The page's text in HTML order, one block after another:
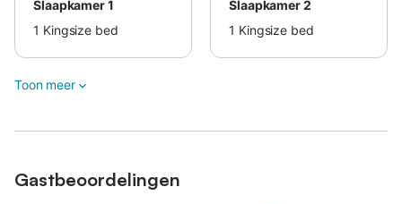
Slaapkamer 1
1 Kingsize bed
Slaapkamer 2
1 Kingsize bed
Toon meer
Gastbeoordelingen